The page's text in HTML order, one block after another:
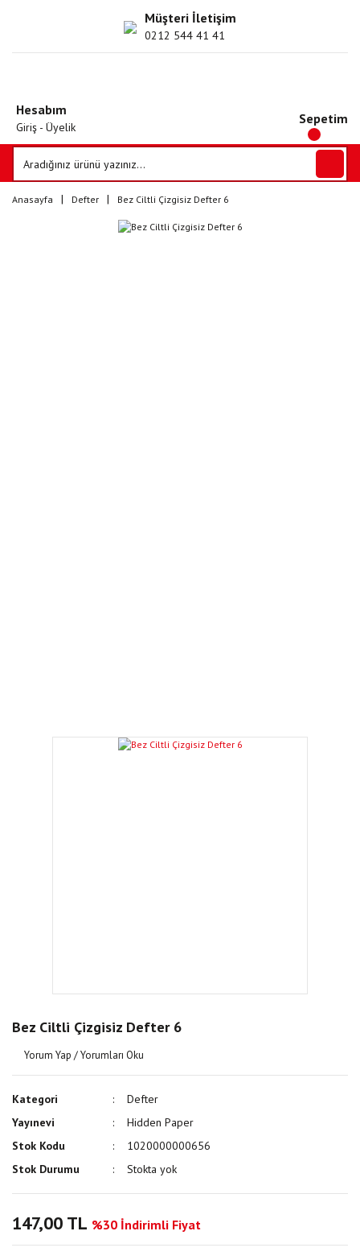
Müşteri İletişim
0212 544 41 41
Hesabım
Giriş - Üyelik
Sepetim
Anasayfa Defter Bez Ciltli Çizgisiz Defter 6
Bez Ciltli Çizgisiz Defter 6
Yorum Yap / Yorumları Oku
Kategori
Defter
Yayınevi
Hidden Paper
Stok Kodu
1020000000656
Stok Durumu
Stokta yok
147,00 TL %30 İndirimli Fiyat